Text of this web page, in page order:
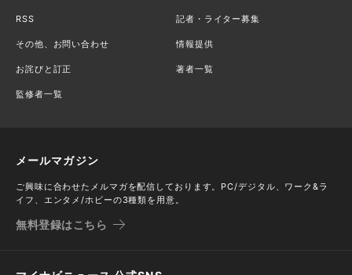
RSS 記者・ライター募集
その他、お問い合わせ 情報提供
お詫びと訂正 著者一覧
監修者一覧
メールマガジン
ご興味に合わせたメルマガを配信しております。PC/デジタル、ワーク&ラ
イフ、エンタメ/ホビーの3種類を用意。
無料登録はこちら